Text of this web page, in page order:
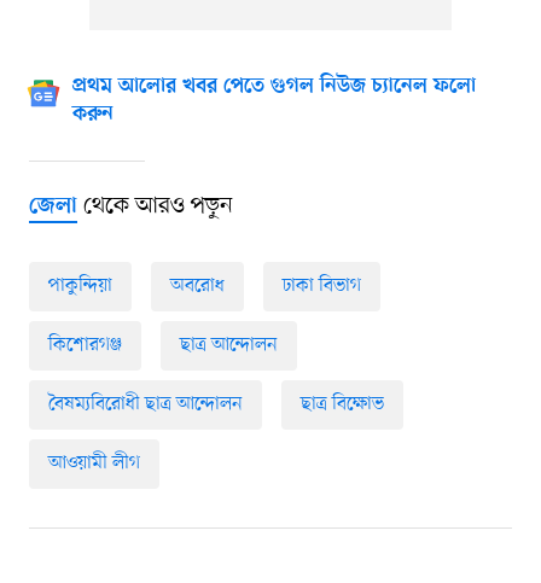
প্রথম আলোর খবর পেতে গুগল নিউজ চ্যানেল ফলো
করুন
জেলাথেকে আরও পড়ুন
পাকুন্দিয়া অবরোধ ঢাকা বিভাগ
কিশোরগঞ্জ ছাত্র আন্দোলন
বৈষম্যবিরোধী ছাত্র আন্দোলন ছাত্র বিক্ষোভ
আওয়ামী লীগ